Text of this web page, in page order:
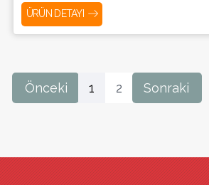
ÜRÜN DETAYI
Önceki 1 2 Sonraki